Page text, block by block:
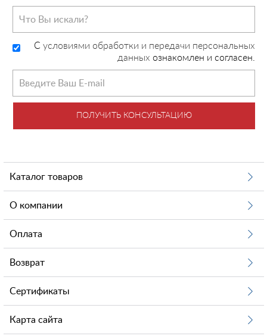
C условиями обработки и передачи персональных
данных ознакомлен и согласен.
ПОЛУЧИТЬ КОНСУЛЬТАЦИЮ
Каталог товаров
О компании
Оплата
Возврат
Сертификаты
Карта сайта